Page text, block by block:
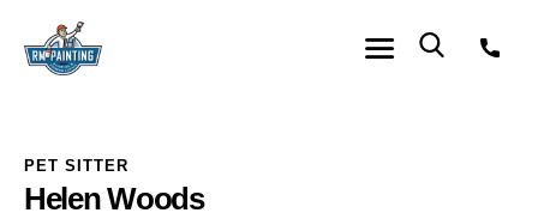
PET SITTER
Helen Woods